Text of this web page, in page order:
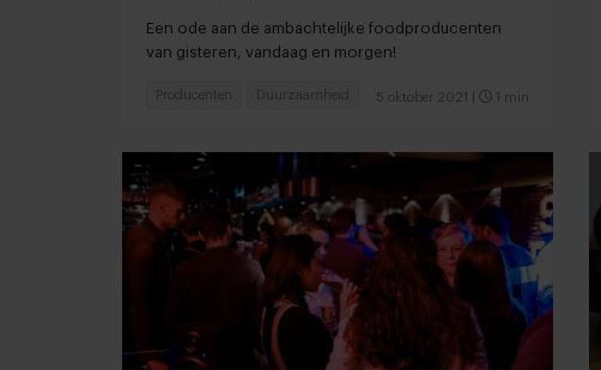
Een ode aan de ambachtelijke foodproducenten
van gisteren, vandaag en morgen!
5 oktober 2021 1 min
Producenten Duurzaamheid